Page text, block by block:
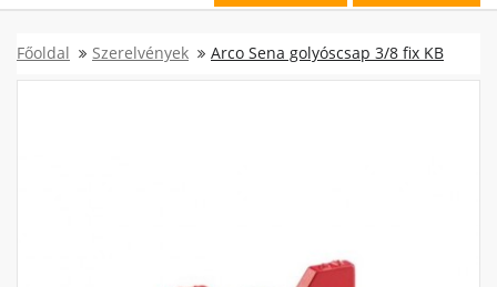
Főoldal Szerelvények Arco Sena golyóscsap 3/8 fix KB